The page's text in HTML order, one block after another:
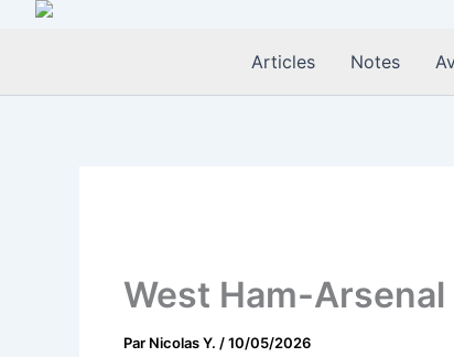
Aller
Articles Notes
West Ham-
Par Nicolas Y. /10/05/2026